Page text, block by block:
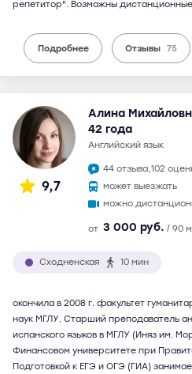
репетитор". Возможны дистанционные
Подробнее Отзывы 75
9,7
Алина
42 года
английский язык
44 отзыва,102
может выезжать
можно
от 3 000 руб. / 90
Сходненская 10 мин
окончила в 2008 г. факультет
наук МГЛУ. Старший преподаватель
испанского языков в МГЛУ (Иняз им.
Финансовом университете при
Подготовкой к ЕГЭ и ОГЭ (ГИА)